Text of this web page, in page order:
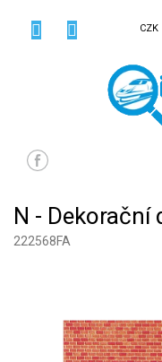
CZK
N - Dekorační
222568FA